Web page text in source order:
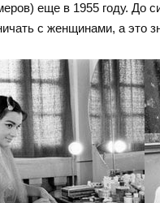
еще в 1955 году. До
с женщинами, а это